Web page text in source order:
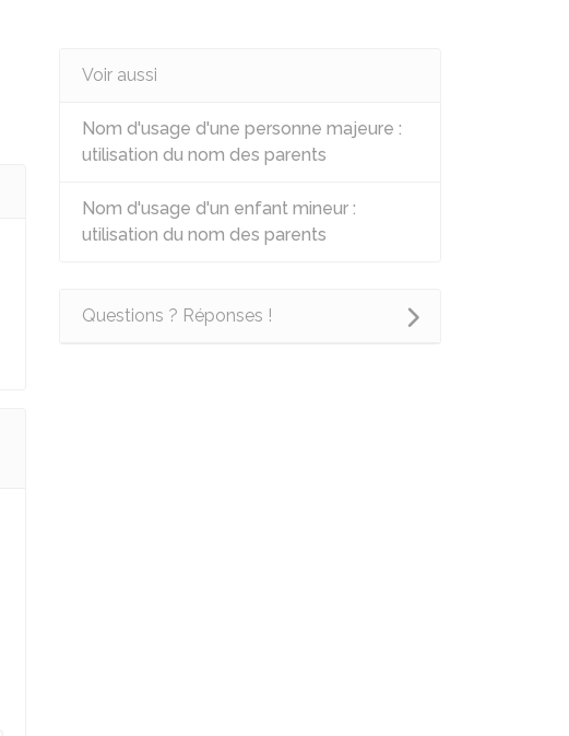
Voir aussi
Nom d'usage d'une personne majeure :
utilisation du nom des parents
Nom d'usage d'un enfant mineur :
utilisation du nom des parents
Questions ? Réponses !